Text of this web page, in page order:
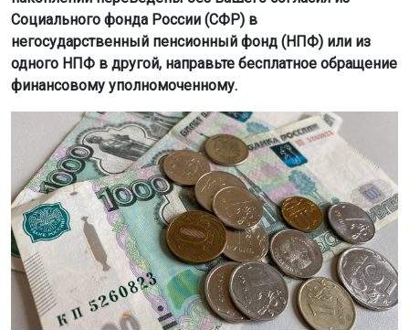
Социального фонда России (СФР) в
негосударственный пенсионный фонд (НПФ) или из
одного НПФ в другой, направьте бесплатное обращение
финансовому уполномоченному.